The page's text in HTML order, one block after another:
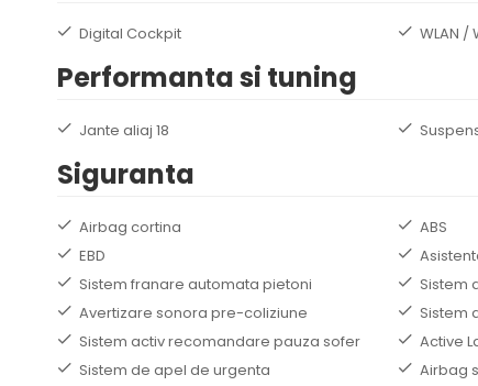
Digital Cockpit WLAN /
Performanta si tuning
Jante aliaj 18
Siguranta
Airbag cortina ABS
EBD
Sistem franare automata pietoni
Sistem
Avertizare sonora pre-coliziune
Sistem
Sistem activ recomandare pauza sofer
Active
Sistem de apel de urgenta
Airbag